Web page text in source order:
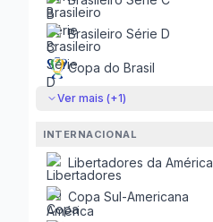
Brasileiro Série D
Copa do Brasil
Ver mais (+1)
INTERNACIONAL
Libertadores da América
Copa Sul-Americana